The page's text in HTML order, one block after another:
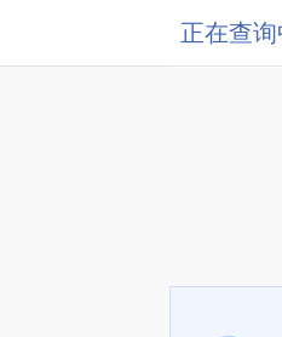
正在查询